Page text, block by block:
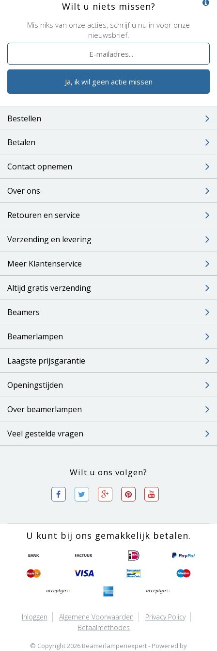
Wilt u niets missen?
Mis niks van onze acties, schrijf u nu in voor onze
nieuwsbrief.
Ja, ik wil geen actie missen
Bestellen
Betalen
Contact opnemen
Over ons
Retouren en service
Verzending en levering
Meer Klantenservice
Altijd gratis verzending
Beamers
Beamerlampen
Laagste prijsgarantie
Openingstijden
Over beamerlampen
Veel gestelde vragen
Wilt u ons volgen?
U kunt bij ons gemakkelijk betalen.
Inloggen Algemene Voorwaarden
Privacy Policy
Betaalmethodes
© Copyright 2026 Beamerlampenexpert - Powered by